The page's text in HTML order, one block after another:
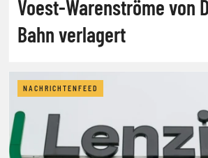
Voest-Warenströme von
Bahn verlagert
NACHRICHTENFEED